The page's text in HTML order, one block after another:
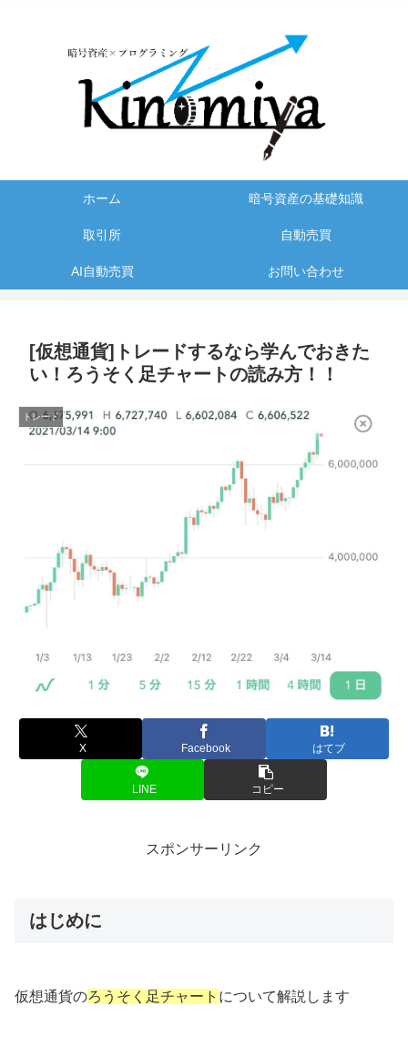
ホーム 暗号資産の基礎知識
取引所 自動売買
AI自動売買 お問い合わせ
[仮想通貨]トレードするなら学んでおきた
い！ろうそく足チャートの読み方！！
トレード
X Facebook はてブ
LINE コピー
スポンサーリンク
はじめに
仮想通貨のろうそく足チャート について解説します